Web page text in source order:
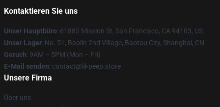
Kontaktieren Sie uns
Unser Hauptbüro: 61885 Mission St, San Francisco, CA 94103, US
Unser Lager: No. 51, Baolin 2nd Village, Baotou City, Shanghai, CN
Geruch: 9AM – 5PM (Mon – Fri)
E-Mail senden: contact@lil-peep.store
Unsere Firma
Über uns